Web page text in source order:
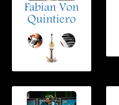
Fabian Von
Quintiero